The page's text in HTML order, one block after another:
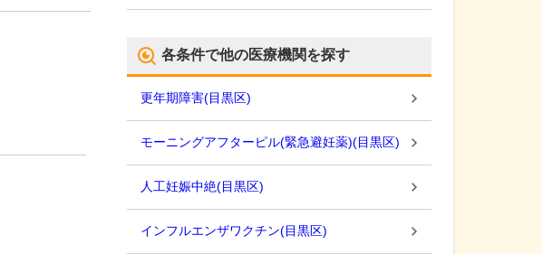
各条件で他の医療機関を探す
更年期障害(目黒区)
モーニングアフターピル(緊急避妊薬)(目黒区)
人工妊娠中絶(目黒区)
インフルエンザワクチン(目黒区)